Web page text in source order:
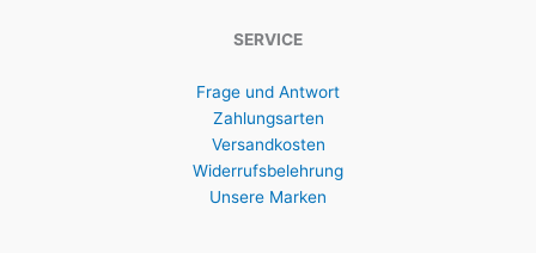
SERVICE
Frage und Antwort
Zahlungsarten
Versandkosten
Widerrufsbelehrung
Unsere Marken